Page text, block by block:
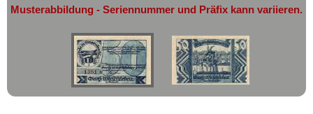
Weitere Informationen zum Ankauf
finden Siehier.
Gross-Reken
Grosszschocher
Grube Ilse
Grünberg (Schlesien)
Grundhof in Angeln
Australien & Ozeanien
Musterabbildung - Seriennummer und Präfix kann variieren.